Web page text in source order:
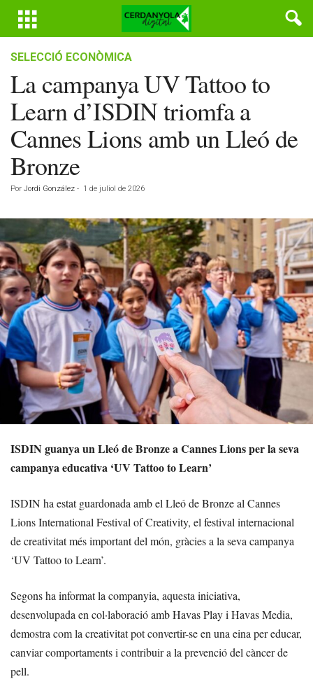
SELECCIÓ ECONÒMICA
La campanya UV Tattoo to
Learn d’ISDIN triomfa a
Cannes Lions amb un Lleó de
Bronze
Por Jordi González - 1 de juliol de 2026
ISDIN guanya un Lleó de Bronze a Cannes Lions per la seva
campanya educativa ‘UV Tattoo to Learn’
ISDIN ha estat guardonada amb el Lleó de Bronze al Cannes
Lions International Festival of Creativity, el festival internacional
de creativitat més important del món, gràcies a la seva campanya
‘UV Tattoo to Learn’.
Segons ha informat la companyia, aquesta iniciativa,
desenvolupada en col·laboració amb Havas Play i Havas Media,
demostra com la creativitat pot convertir-se en una eina per educar,
canviar comportaments i contribuir a la prevenció del càncer de
pell.